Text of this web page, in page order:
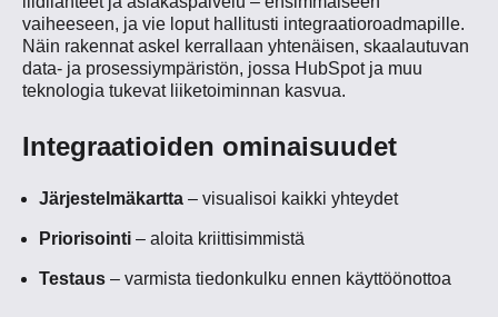
vaiheeseen, ja vie loput hallitusti integraatioroadmapille.
Näin rakennat askel kerrallaan yhtenäisen, skaalautuvan
data- ja prosessiympäristön, jossa HubSpot ja muu
teknologia tukevat liiketoiminnan kasvua.
Integraatioiden ominaisuudet
Järjestelmäkartta – visualisoi kaikki yhteydet
Priorisointi – aloita kriittisimmistä
Testaus – varmista tiedonkulku ennen käyttöönottoa